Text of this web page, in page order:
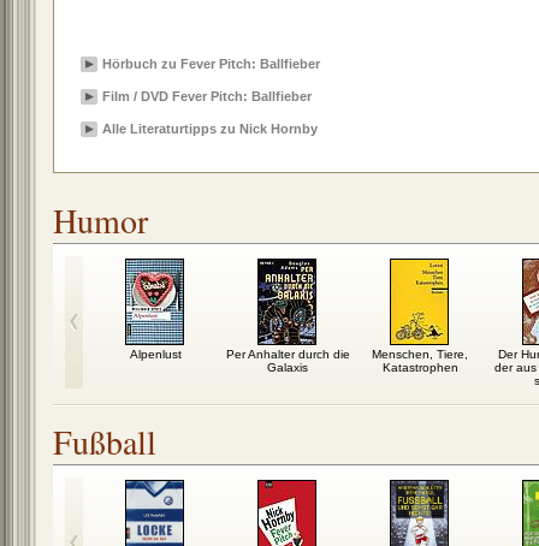
Hörbuch zu Fever Pitch: Ballfieber
Film / DVD Fever Pitch: Ballfieber
Alle Literaturtipps zu Nick Hornby
Humor
Alpenlust
Per Anhalter durch die
Galaxis
Menschen, Tiere,
Katastrophen
Der
der aus
Fußball